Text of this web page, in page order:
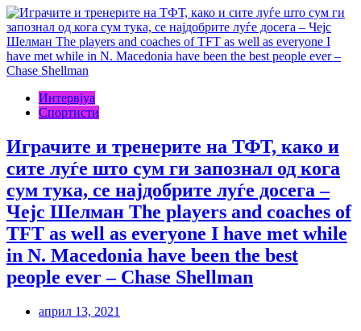
Интервјуа
Спортисти
Играчите и тренерите на ТФТ, како и
сите луѓе што сум ги запознал од кога
сум тука, се најдобрите луѓе досега –
Чејс Шелман The players and coaches of
TFT as well as everyone I have met while
in N. Macedonia have been the best
people ever – Chase Shellman
април 13, 2021